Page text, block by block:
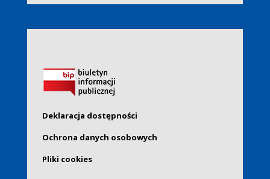
Deklaracja dostępności
Ochrona danych osobowych
Pliki cookies